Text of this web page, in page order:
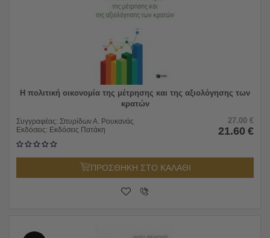
Η πολιτική οικονομία της μέτρησης και της αξιολόγησης των
κρατών
Συγγραφέας: Σπυρίδων Α. Ρουκανάς
Εκδόσεις: Εκδόσεις Πατάκη
27.00 €
21.60 €
ΠΡΟΣΘΗΚΗ ΣΤΟ ΚΑΛΑΘΙ